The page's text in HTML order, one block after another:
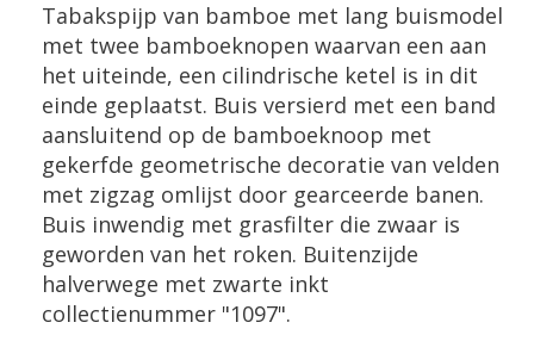
Tabakspijp van bamboe met lang buismodel
met twee bamboeknopen waarvan een aan
het uiteinde, een cilindrische ketel is in dit
einde geplaatst. Buis versierd met een band
aansluitend op de bamboeknoop met
gekerfde geometrische decoratie van velden
met zigzag omlijst door gearceerde banen.
Buis inwendig met grasfilter die zwaar is
geworden van het roken. Buitenzijde
halverwege met zwarte inkt
collectienummer "1097".